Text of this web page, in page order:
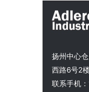
扬州中心
西路6号2
联系手机